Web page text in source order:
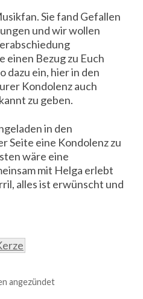
Sie fand Gefallen
und wir wollen
einen Bezug zu Euch
dazu ein, hier in den
Kondolenz auch
zu geben.
in den
Seite eine Kondolenz zu
wäre eine
mit Helga erlebt
alles ist erwünscht und
angezündet